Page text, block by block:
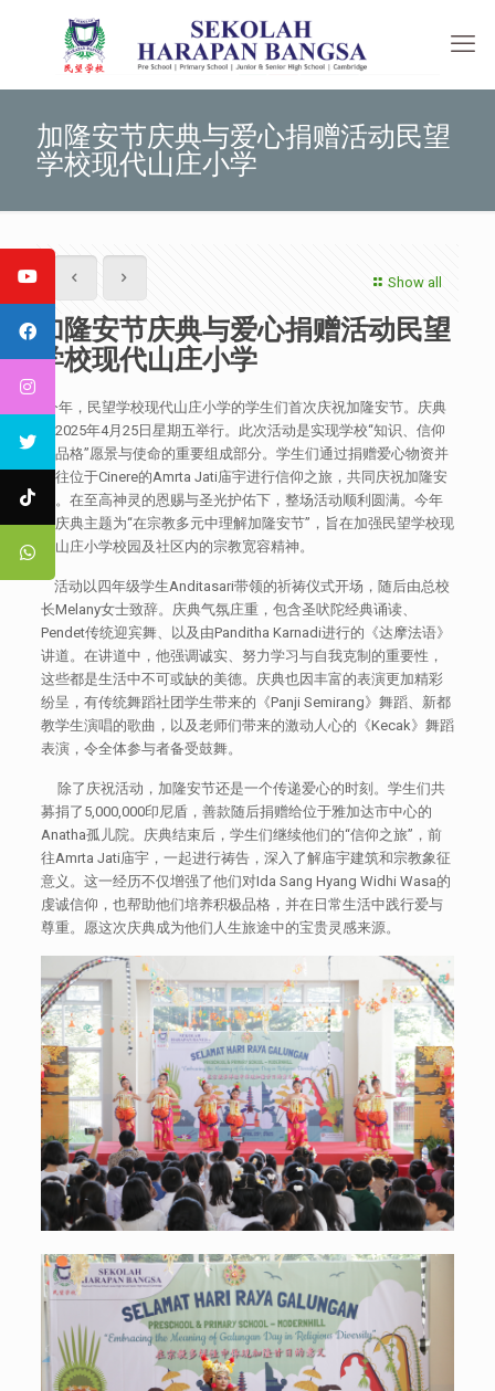
加隆安节庆典与爱心捐赠活动民望
学校现代山庄小学
Show all
加隆安节庆典与爱心捐赠活动民望
学校现代山庄小学
今年，民望学校现代山庄小学的学生们首次庆祝加隆安节。庆典
于2025年4月25日星期五举行。此次活动是实现学校“知识、信仰
与品格”愿景与使命的重要组成部分。学生们通过捐赠爱心物资并
前往位于Cinere的Amrta Jati庙宇进行信仰之旅，共同庆祝加隆安
节。在至高神灵的恩赐与圣光护佑下，整场活动顺利圆满。今年
的庆典主题为“在宗教多元中理解加隆安节”，旨在加强民望学校现
代山庄小学校园及社区内的宗教宽容精神。
活动以四年级学生Anditasari带领的祈祷仪式开场，随后由总校
长Melany女士致辞。庆典气氛庄重，包含圣吠陀经典诵读、
Pendet传统迎宾舞、以及由Panditha Karnadi进行的《达摩法语》
讲道。在讲道中，他强调诚实、努力学习与自我克制的重要性，
这些都是生活中不可或缺的美德。庆典也因丰富的表演更加精彩
纷呈，有传统舞蹈社团学生带来的《Panji Semirang》舞蹈、新都
教学生演唱的歌曲，以及老师们带来的激动人心的《Kecak》舞蹈
表演，令全体参与者备受鼓舞。
除了庆祝活动，加隆安节还是一个传递爱心的时刻。学生们共
募捐了5,000,000印尼盾，善款随后捐赠给位于雅加达市中心的
Anatha孤儿院。庆典结束后，学生们继续他们的“信仰之旅”，前
往Amrta Jati庙宇，一起进行祷告，深入了解庙宇建筑和宗教象征
意义。这一经历不仅增强了他们对Ida Sang Hyang Widhi Wasa的
虔诚信仰，也帮助他们培养积极品格，并在日常生活中践行爱与
尊重。愿这次庆典成为他们人生旅途中的宝贵灵感来源。